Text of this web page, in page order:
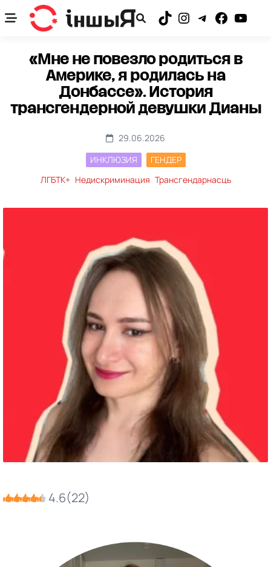
to
«Мне не повезло родиться в
Америке, я родилась на
Донбассе». История
трансгендерной девушки Дианы
29.06.2026
ИНКЛЮЗИЯ
ГЕНДЕР
ЛГБТК+ Недискриминация Трансгендарнасць
4.6(22)